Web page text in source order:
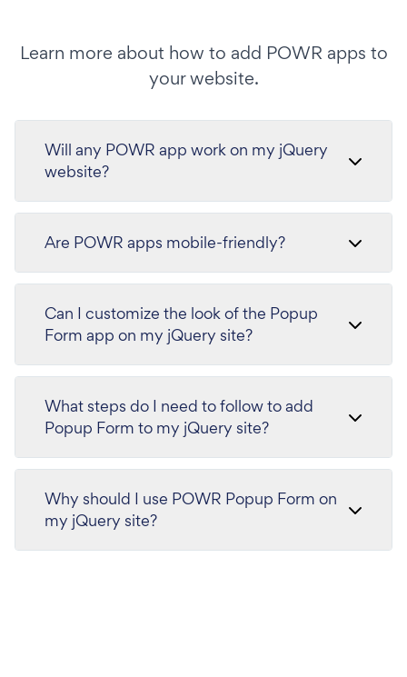
Learn more about how to add POWR apps to
your website.
Will any POWR app work on my jQuery
website?
Are POWR apps mobile-friendly?
Can I customize the look of the Popup
Form app on my jQuery site?
What steps do I need to follow to add
Popup Form to my jQuery site?
Why should I use POWR Popup Form on
my jQuery site?